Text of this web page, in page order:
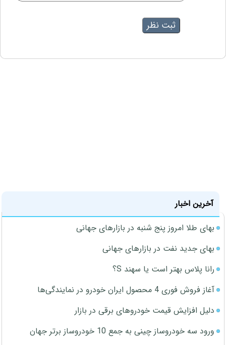
آخرین اخبار
بهای طلا امروز پنج شنبه در بازارهای جهانی
بهای جدید نفت در بازارهای جهانی
رانا پلاس بهتر است یا سهند S؟
آغاز فروش فوری 4 محصول ایران خودرو در نمایندگی‌ها
دلیل افزایش قیمت خودروهای برقی در بازار
ورود سه خودروساز چینی به جمع 10 خودروساز برتر جهان